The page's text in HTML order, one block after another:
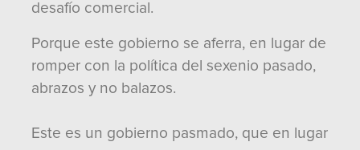
desafío comercial.
Porque este gobierno se aferra, en lugar de
romper con la política del sexenio pasado,
abrazos y no balazos.
Este es un gobierno pasmado, que en lugar